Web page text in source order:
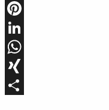
Email
Pinterest
LinkedIn
WhatsApp
XING